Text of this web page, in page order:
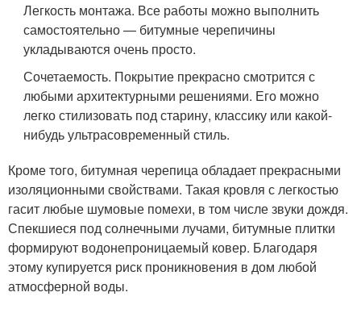
Легкость монтажа. Все работы можно выполнить
самостоятельно — битумные черепичины
укладываются очень просто.
Сочетаемость. Покрытие прекрасно смотрится с
любыми архитектурными решениями. Его можно
легко стилизовать под старину, классику или какой-
нибудь ультрасовременный стиль.
Кроме того, битумная черепица обладает прекрасными
изоляционными свойствами. Такая кровля с легкостью
гасит любые шумовые помехи, в том числе звуки дождя.
Спекшиеся под солнечными лучами, битумные плитки
формируют водонепроницаемый ковер. Благодаря
этому купируется риск проникновения в дом любой
атмосферной воды.